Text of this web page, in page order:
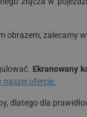
obrazem, zalecamy
Ekranowany
ofercie.
dlatego dla